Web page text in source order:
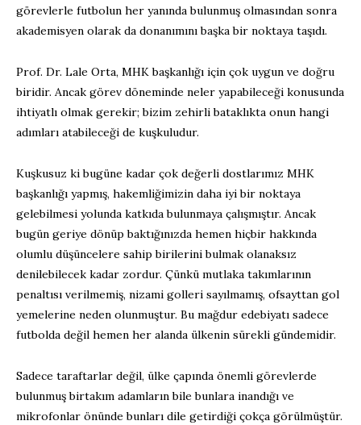
görevlerle futbolun her yanında bulunmuş olmasından sonra
akademisyen olarak da donanımını başka bir noktaya taşıdı.
Prof. Dr. Lale Orta, MHK başkanlığı için çok uygun ve doğru
biridir. Ancak görev döneminde neler yapabileceği konusunda
ihtiyatlı olmak gerekir; bizim zehirli bataklıkta onun hangi
adımları atabileceği de kuşkuludur.
Kuşkusuz ki bugüne kadar çok değerli dostlarımız MHK
başkanlığı yapmış, hakemliğimizin daha iyi bir noktaya
gelebilmesi yolunda katkıda bulunmaya çalışmıştır. Ancak
bugün geriye dönüp baktığınızda hemen hiçbir hakkında
olumlu düşüncelere sahip birilerini bulmak olanaksız
denilebilecek kadar zordur. Çünkü mutlaka takımlarının
penaltısı verilmemiş, nizami golleri sayılmamış, ofsayttan gol
yemelerine neden olunmuştur. Bu mağdur edebiyatı sadece
futbolda değil hemen her alanda ülkenin sürekli gündemidir.
Sadece taraftarlar değil, ülke çapında önemli görevlerde
bulunmuş birtakım adamların bile bunlara inandığı ve
mikrofonlar önünde bunları dile getirdiği çokça görülmüştür.